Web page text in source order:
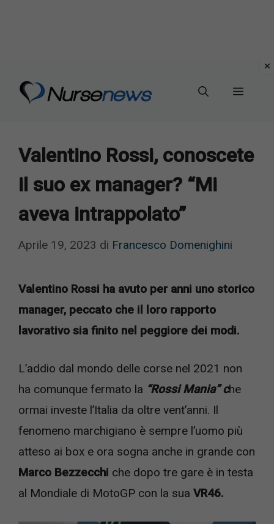
Menu
Valentino Rossi, conoscete
il suo ex manager? “Mi
aveva intrappolato”
Aprile 19, 2023 di Francesco Domenighini
Valentino Rossi ha avuto per anni uno storico
manager, peccato che il loro rapporto
lavorativo sia finito nel peggiore dei modi.
L’addio dal mondo delle corse nel 2021 non
ha comunque fermato la “Rossi Mania” che
ormai investe l’Italia da oltre vent’anni. Il
fenomeno marchigiano è sempre l’uomo più
atteso ai box e ora sogna anche in grande con
Marco Bezzecchi che dopo tre gare è in testa
al Mondiale di MotoGP con la sua VR46.